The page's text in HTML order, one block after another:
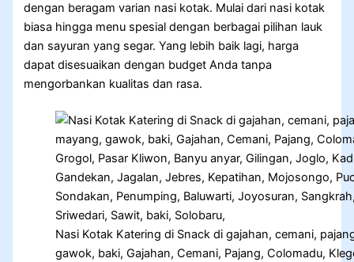
dengan beragam varian nasi kotak. Mulai dari nasi kotak
biasa hingga menu spesial dengan berbagai pilihan lauk
dan sayuran yang segar. Yang lebih baik lagi, harga
dapat disesuaikan dengan budget Anda tanpa
mengorbankan kualitas dan rasa.
Nasi Kotak Katering di Snack di gajahan, cemani,
gawok, baki, Gajahan, Cemani, Pajang, Colomadu,